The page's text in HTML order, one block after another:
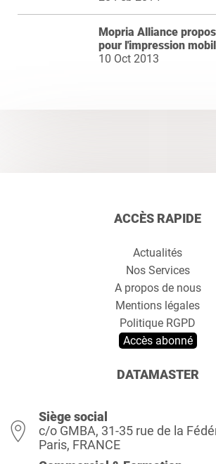
Mopria Alliance
pour l'impression
10 Oct 2013
ACCÈS RAPIDE
Actualités
Nos Services
A propos de nous
Mentions légales
Politique RGPD
Accès abonné
DATAMASTER
Siège social
c/o GMBA, 31-35 rue de la
Paris, FRANCE